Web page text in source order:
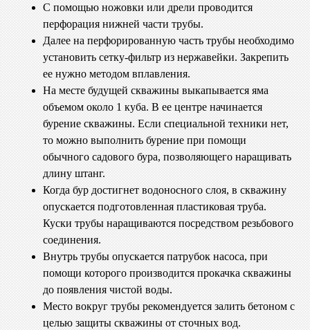
С помощью ножовки или дрели проводится
перфорация нижней части трубы.
Далее на перфорированную часть трубы необходимо
установить сетку-фильтр из нержавейки. Закрепить
ее нужно методом вплавления.
На месте будущей скважины выкапывается яма
объемом около 1 куба. В ее центре начинается
бурение скважины. Если специальной техники нет,
то можно выполнить бурение при помощи
обычного садового бура, позволяющего наращивать
длину штанг.
Когда бур достигнет водоносного слоя, в скважину
опускается подготовленная пластиковая труба.
Куски трубы наращиваются посредством резьбового
соединения.
Внутрь трубы опускается патрубок насоса, при
помощи которого производится прокачка скважины
до появления чистой воды.
Место вокруг трубы рекомендуется залить бетоном с
целью защиты скважины от сточных вод.